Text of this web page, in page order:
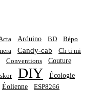
Arduino BD
Bépo
Candy-cab
Ch ti mi
Conventions Couture
DIY Écologie
Éolienne
ESP8266